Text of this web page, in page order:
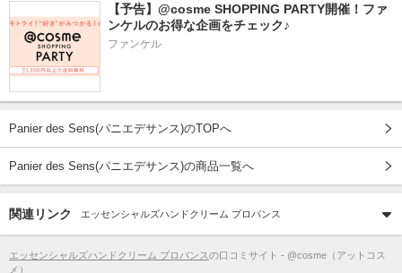
【予告】@cosme SHOPPING PARTY開催！ファ
ンケルのお得な企画をチェック♪
ファンケル
Panier des Sens(パニエデサンス)のTOPへ
Panier des Sens(パニエデサンス)の商品一覧へ
関連リンク エッセンシャルズハンドクリーム プロバンス
エッセンシャルズハンドクリーム プロバンスの口コミサイト - @cosme（アットコス
メ）